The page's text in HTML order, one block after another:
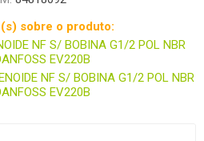
sobre o produto:
NF S/ BOBINA G1/2 POL NBR
EV220B
NF S/ BOBINA G1/2 POL NBR
EV220B